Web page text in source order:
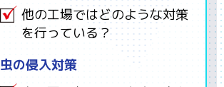
他の工場ではどのような対策
を行っている？
虫の侵入対策